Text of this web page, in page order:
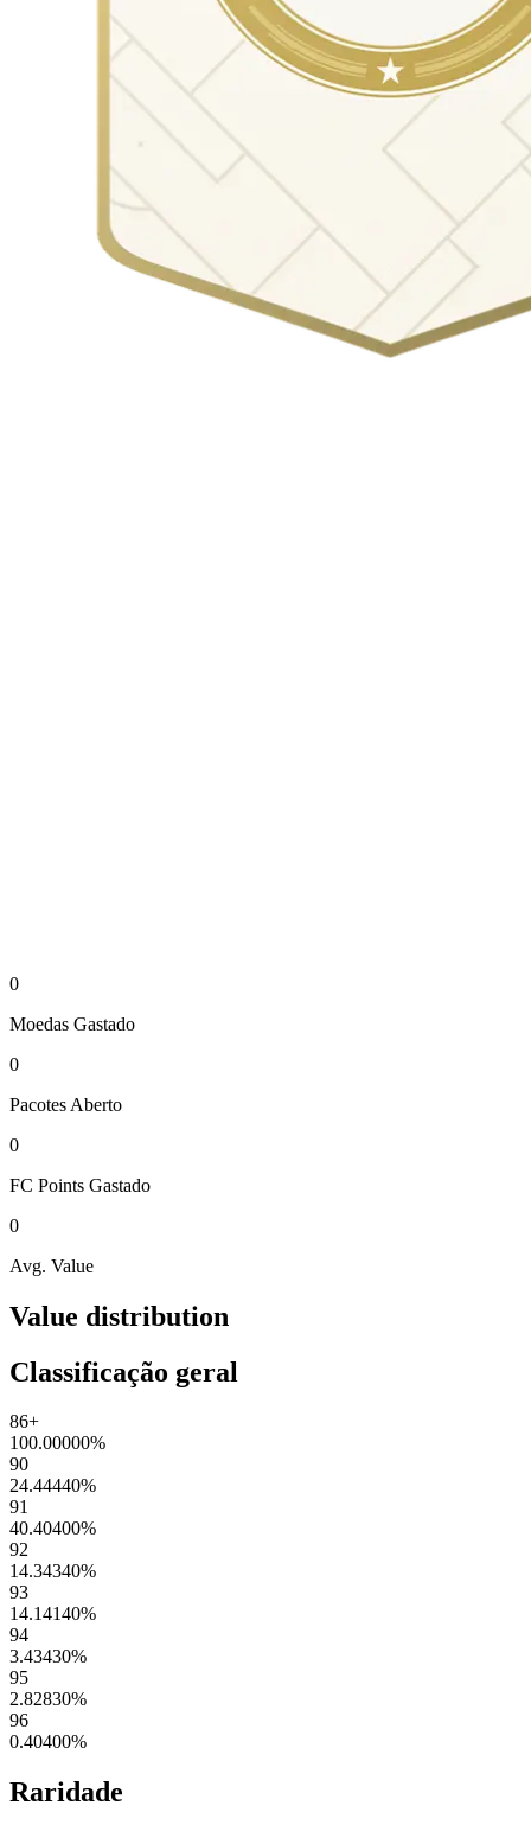
0
Moedas Gastado
0
Pacotes Aberto
0
FC Points Gastado
0
Avg. Value
Value distribution
Classificação geral
86+
100.00000%
90
24.44440%
91
40.40400%
92
14.34340%
93
14.14140%
94
3.43430%
95
2.82830%
96
0.40400%
Raridade